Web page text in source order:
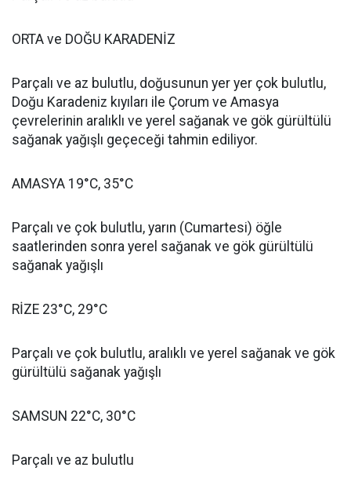
ORTA ve DOĞU KARADENİZ
Parçalı ve az bulutlu, doğusunun yer yer çok bulutlu,
Doğu Karadeniz kıyıları ile Çorum ve Amasya
çevrelerinin aralıklı ve yerel sağanak ve gök gürültülü
sağanak yağışlı geçeceği tahmin ediliyor.
AMASYA 19°C, 35°C
Parçalı ve çok bulutlu, yarın (Cumartesi) öğle
saatlerinden sonra yerel sağanak ve gök gürültülü
sağanak yağışlı
RİZE 23°C, 29°C
Parçalı ve çok bulutlu, aralıklı ve yerel sağanak ve gök
gürültülü sağanak yağışlı
SAMSUN 22°C, 30°C
Parçalı ve az bulutlu